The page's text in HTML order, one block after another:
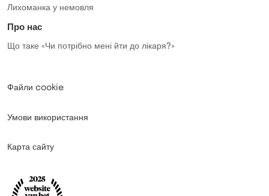
Лихоманка у немовля
Про нас
Що таке «Чи потрібно мені йти до лікаря?»
Файли cookie
Умови використання
Карта сайту